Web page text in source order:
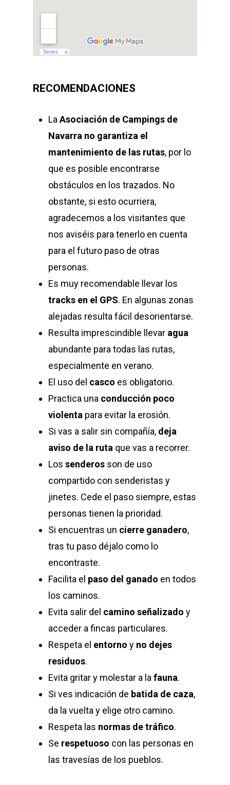
RECOMENDACIONES
La Asociación de Campings de
Navarra no garantiza el
mantenimiento de las rutas, por lo
que es posible encontrarse
obstáculos en los trazados. No
obstante, si esto ocurriera,
agradecemos a los visitantes que
nos aviséis para tenerlo en cuenta
para el futuro paso de otras
personas.
Es muy recomendable llevar los
tracks en el GPS. En algunas zonas
alejadas resulta fácil desorientarse.
Resulta imprescindible llevar agua
abundante para todas las rutas,
especialmente en verano.
El uso del casco es obligatorio.
Practica una conducción poco
violenta para evitar la erosión.
Si vas a salir sin compañía, deja
aviso de la ruta que vas a recorrer.
Los senderos son de uso
compartido con senderistas y
jinetes. Cede el paso siempre, estas
personas tienen la prioridad.
Si encuentras un cierre ganadero,
tras tu paso déjalo como lo
encontraste.
Facilita el paso del ganado en todos
los caminos.
Evita salir del camino señalizado y
acceder a fincas particulares.
Respeta el entorno y no dejes
residuos.
Evita gritar y molestar a la fauna.
Si ves indicación de batida de caza,
da la vuelta y elige otro camino.
Respeta las normas de tráfico.
Se respetuoso con las personas en
las travesías de los pueblos.